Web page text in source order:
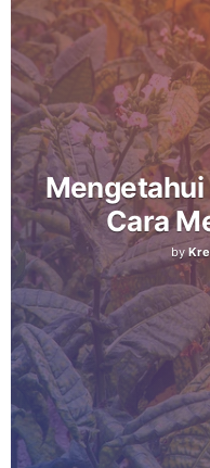
Mengetahui
Cara
by